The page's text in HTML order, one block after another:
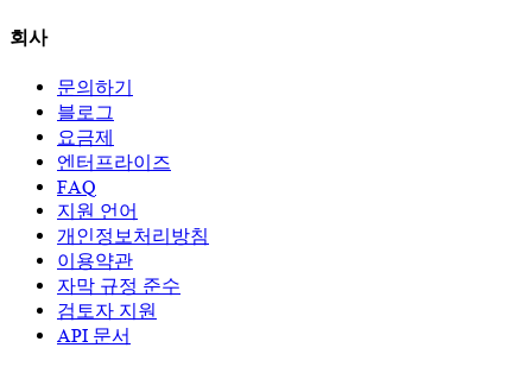
회사
문의하기
블로그
요금제
엔터프라이즈
FAQ
지원 언어
개인정보처리방침
이용약관
자막 규정 준수
검토자 지원
API 문서